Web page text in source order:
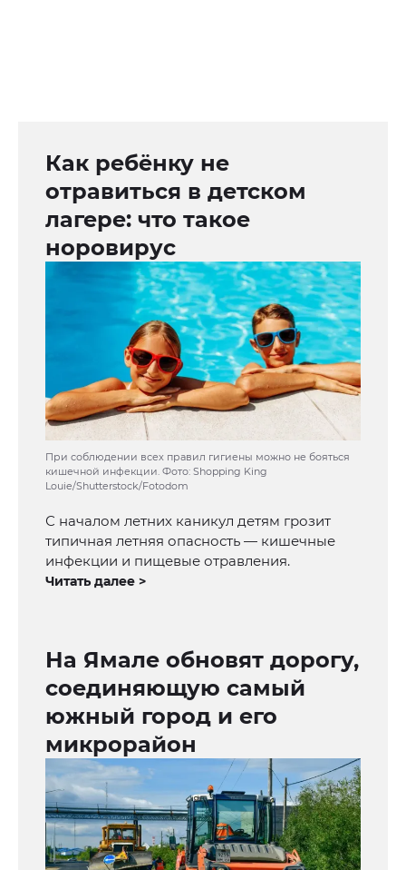
Как ребёнку не
отравиться в детском
лагере: что такое
норовирус
При соблюдении всех правил гигиены можно не бояться
кишечной инфекции. Фото: Shopping King
Louie/Shutterstock/Fotodom
С началом летних каникул детям грозит
типичная летняя опасность — кишечные
инфекции и пищевые отравления.
Читать далее >
На Ямале обновят дорогу,
соединяющую самый
южный город и его
микрорайон